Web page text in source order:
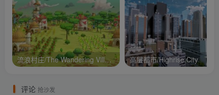
流浪村庄/The Wandering Village 高层都市/Highrise City
评论 抢沙发